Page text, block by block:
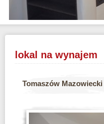
lokal na wynajem
Tomaszów Mazowiecki